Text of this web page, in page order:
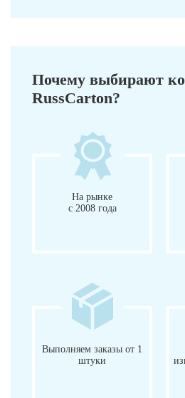
Почему выбирают
RussCarton?
На рынке
с 2008 года
Выполняем заказы от 1
штуки